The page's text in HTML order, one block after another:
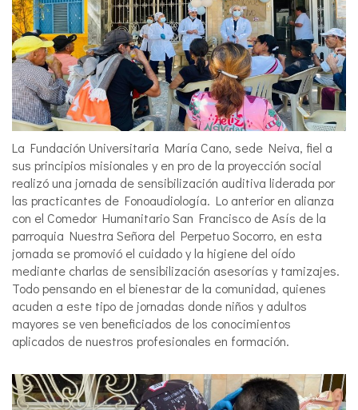
La Fundación Universitaria María Cano, sede Neiva, fiel a
sus principios misionales y en pro de la proyección social
realizó una jornada de sensibilización auditiva liderada por
las practicantes de Fonoaudiología. Lo anterior en alianza
con el Comedor Humanitario San Francisco de Asís de la
parroquia Nuestra Señora del Perpetuo Socorro, en esta
jornada se promovió el cuidado y la higiene del oído
mediante charlas de sensibilización asesorías y tamizajes.
Todo pensando en el bienestar de la comunidad, quienes
acuden a este tipo de jornadas donde niños y adultos
mayores se ven beneficiados de los conocimientos
aplicados de nuestros profesionales en formación.